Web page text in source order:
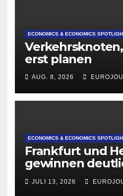
ECONOMICS & ECONOMICS
erst planen
AUG. 8, 2026
ECONOMICS & ECONOMICS
Frankfurt und
gewinnen
Attraktivität für
Gründungen
JULI 13, 2026